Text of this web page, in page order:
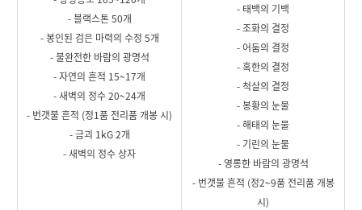
- 블랙스톤 50개
- 봉인된 검은 마력의 수정 5개
- 불완전한 바람의 광명석
- 자연의 흔적 15~17개
- 새벽의 정수 20~24개
- 번갯불 흔적 (정1품 전리품 개봉 시)
- 금괴 1kG 2개
- 새벽의 정수 상자
- 태백의 기백
- 조화의 결정
- 어둠의 결정
- 혹한의 결정
- 척살의 결정
- 봉황의 눈물
- 해태의 눈물
- 기린의 눈물
- 영롱한 바람의 광명석
- 번갯불 흔적 (정2~9품 전리품 개봉
시)